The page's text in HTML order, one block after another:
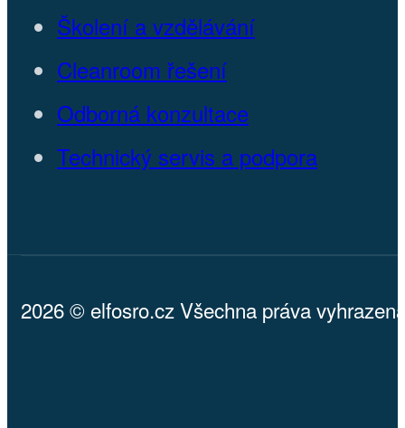
Školení a vzdělávání
Cleanroom řešení
Odborná konzultace
Technický servis a podpora
2026 © elfosro.cz Všechna práva